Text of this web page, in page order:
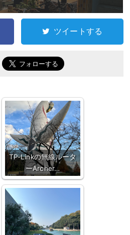
ツイートする
TP-Linkの無線ルータ
ーArcher…